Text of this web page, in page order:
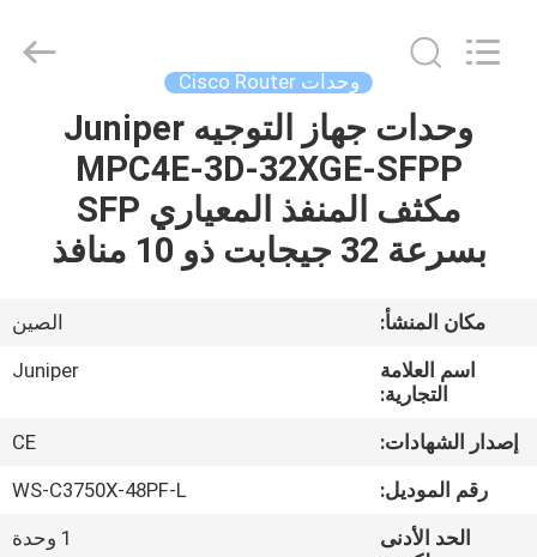
المنزل
المنتجات
فيديوهات
حولنا
جولة
المصنع
وحدات Cisco Router
وحدات جهاز التوجيه Juniper
MPC4E-3D-32XGE-SFPP
مكثف المنفذ المعياري SFP
بسرعة 32 جيجابت ذو 10 منافذ
مكان المنشأ:
الصين
اسم العلامة
التجارية:
Juniper
إصدار الشهادات:
CE
رقم الموديل:
WS-C3750X-48PF-L
الحد الأدنى
1 وحدة